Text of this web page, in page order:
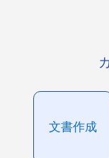
文書作成